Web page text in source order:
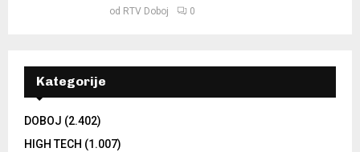
od RTV Doboj 0
Kategorije
DOBOJ (2.402)
HIGH TECH (1.007)